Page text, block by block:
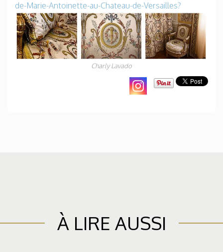
de-Marie-Antoinette-au-Chateau-de-Versailles?
Charly Lavado
À LIRE AUSSI